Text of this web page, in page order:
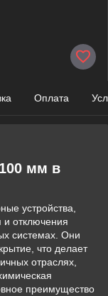
Оплата
мм в
устройства,
и отключения
системах. Они
что делает
отраслях,
преимущество